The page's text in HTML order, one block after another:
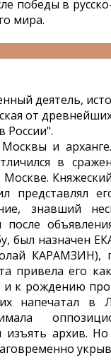
победы в
мира.
деятель,
от
России".
и
в
представлял
знавший
был назначен
КАРАМЗИН),
привела его
и к рождению
напечатал в
изъять архив.